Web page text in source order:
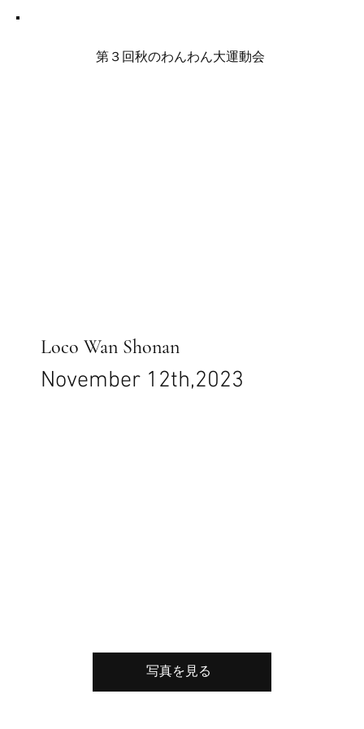
第３回秋のわんわん大運動会
Loco Wan Shonan
November 12th,2023
写真を見る